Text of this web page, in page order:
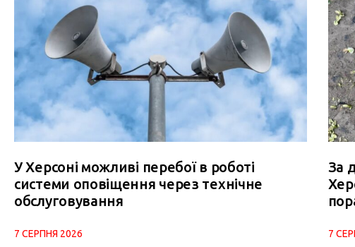
У Херсоні можливі перебої в роботі
системи оповіщення через технічне
обслуговування
7 СЕРПНЯ 2026
За
7